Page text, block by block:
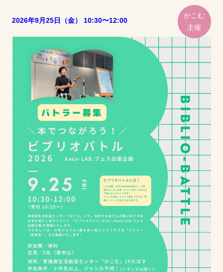
2026年9月25日（金） 10:30〜12:00
かこむ
主催